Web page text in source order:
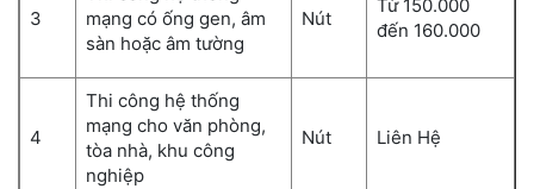
3
mạng có ống gen, âm
sàn hoặc âm tường
Nút
Từ 150.000
đến 160.000
4
Thi công hệ thống
mạng cho văn phòng,
tòa nhà, khu công
nghiệp
Nút Liên Hệ